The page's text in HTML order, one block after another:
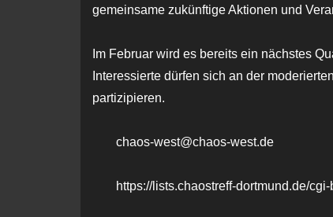
gemeinsame zukünftige Aktionen und
Im Februar wird es bereits ein nächstes
Interessierte dürfen sich an der
partizipieren.
chaos-west@chaos-west.de
https://lists.chaostreff-dortmund.de/